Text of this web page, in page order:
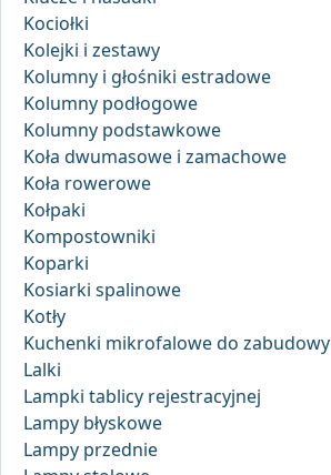
Kociołki
Kolejki i zestawy
Kolumny i głośniki estradowe
Kolumny podłogowe
Kolumny podstawkowe
Koła dwumasowe i zamachowe
Koła rowerowe
Kołpaki
Kompostowniki
Koparki
Kosiarki spalinowe
Kotły
Kuchenki mikrofalowe do zabudowy
Lalki
Lampki tablicy rejestracyjnej
Lampy błyskowe
Lampy przednie